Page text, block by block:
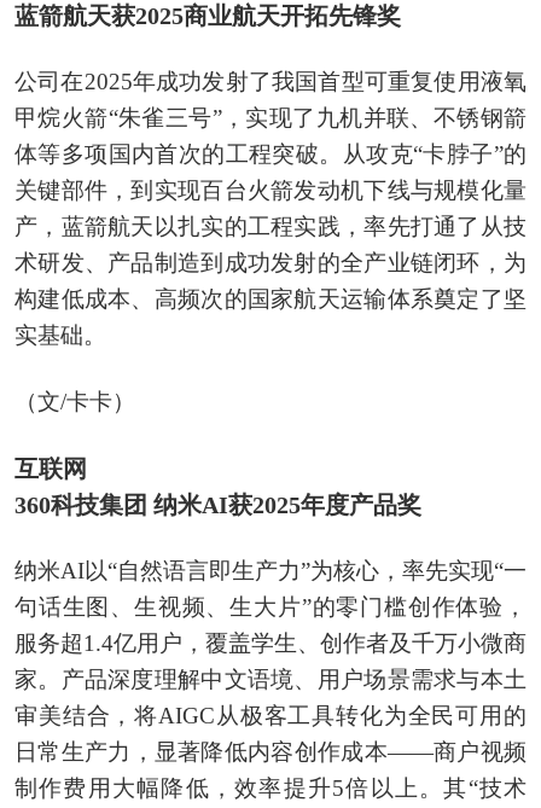
蓝箭航天获2025商业航天开拓先锋奖
公司在2025年成功发射了我国首型可重复使用液氧
甲烷火箭“朱雀三号”，实现了九机并联、不锈钢箭
体等多项国内首次的工程突破。从攻克“卡脖子”的
关键部件，到实现百台火箭发动机下线与规模化量
产，蓝箭航天以扎实的工程实践，率先打通了从技
术研发、产品制造到成功发射的全产业链闭环，为
构建低成本、高频次的国家航天运输体系奠定了坚
实基础。
（文/卡卡）
互联网
360科技集团 纳米AI获2025年度产品奖
纳米AI以“自然语言即生产力”为核心，率先实现“一
句话生图、生视频、生大片”的零门槛创作体验，
服务超1.4亿用户，覆盖学生、创作者及千万小微商
家。产品深度理解中文语境、用户场景需求与本土
审美结合，将AIGC从极客工具转化为全民可用的
日常生产力，显著降低内容创作成本——商户视频
制作费用大幅降低，效率提升5倍以上。其“技术